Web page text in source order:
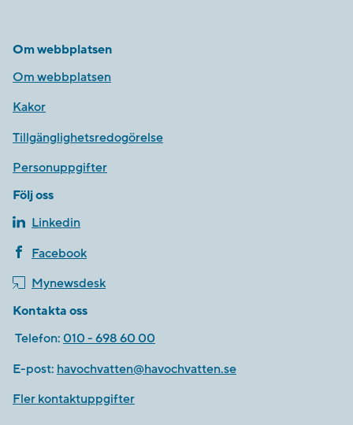
Om webbplatsen
Om webbplatsen
Kakor
Tillgänglighetsredogörelse
Personuppgifter
Följ oss
Linkedin
Facebook
Mynewsdesk
Kontakta oss
Telefon: 010 - 698 60 00
E-post: havochvatten@havochvatten.se
Fler kontaktuppgifter